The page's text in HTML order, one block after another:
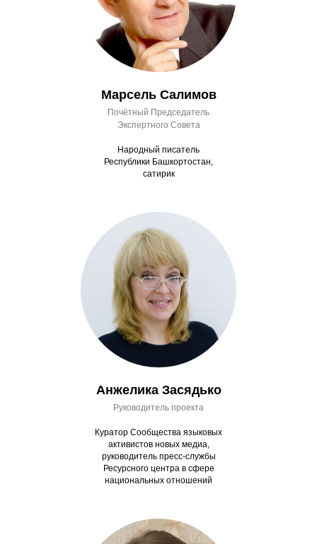
Марсель Салимов
Почётный Председатель
Экспертного Совета
Народный писатель
Республики Башкортостан,
сатирик
Анжелика Засядько
Руководитель проекта
Куратор Сообщества языковых
активистов новых медиа,
руководитель пресс-службы
Ресурсного центра в сфере
национальных отношений